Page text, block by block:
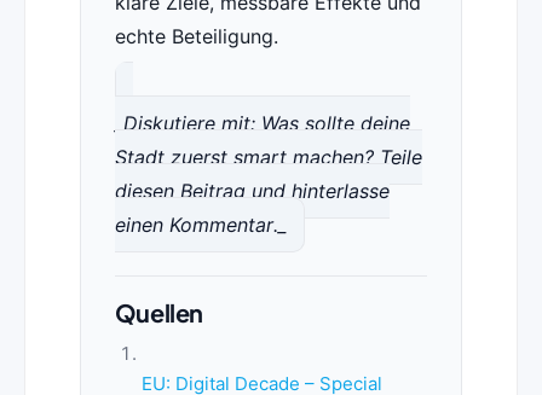
echte Beteiligung.
_Diskutiere mit: Was sollte deine
Stadt zuerst smart machen? Teile
diesen Beitrag und hinterlasse
einen Kommentar._
Quellen
EU: Digital Decade – Special